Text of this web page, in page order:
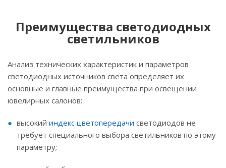
Преимущества светодиодных
светильников
Анализ технических характеристик и параметров
светодиодных источников света определяет их
основные и главные преимущества при освещении
ювелирных салонов:
высокий индекс цветопередачи светодиодов не
требует специального выбора светильников по этому
параметру;